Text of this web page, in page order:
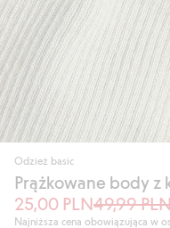
Odzież basic
Prążkowane body z
25,00 PLN49,99
Najniższa cena obowiązująca w